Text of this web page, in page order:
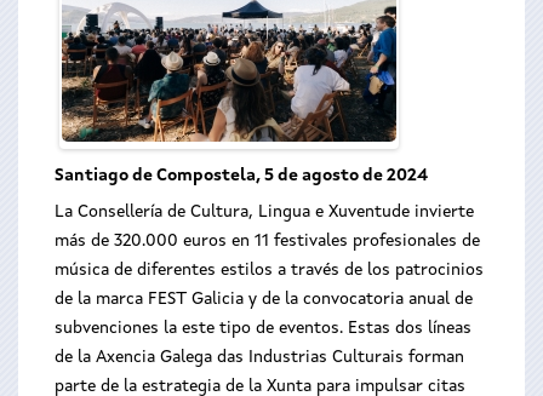
Santiago de Compostela, 5 de agosto de 2024
La Consellería de Cultura, Lingua e Xuventude invierte
más de 320.000 euros en 11 festivales profesionales de
música de diferentes estilos a través de los patrocinios
de la marca FEST Galicia y de la convocatoria anual de
subvenciones la este tipo de eventos. Estas dos líneas
de la Axencia Galega das Industrias Culturais forman
parte de la estrategia de la Xunta para impulsar citas